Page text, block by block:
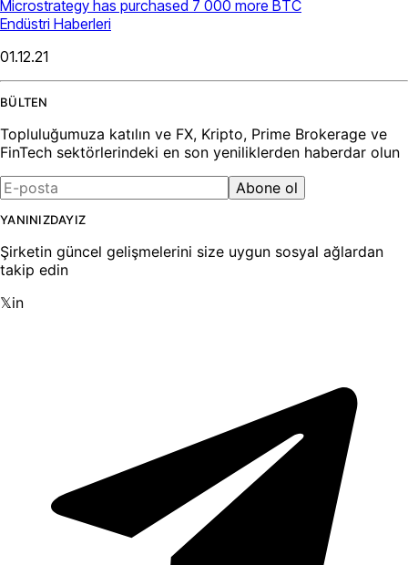
Microstrategy has purchased 7 000 more BTC
Endüstri Haberleri
01.12.21
BÜLTEN
Topluluğumuza katılın ve FX, Kripto, Prime Brokerage ve
FinTech sektörlerindeki en son yeniliklerden haberdar olun
Abone ol
YANINIZDAYIZ
Şirketin güncel gelişmelerini size uygun sosyal ağlardan
takip edin
𝕏in